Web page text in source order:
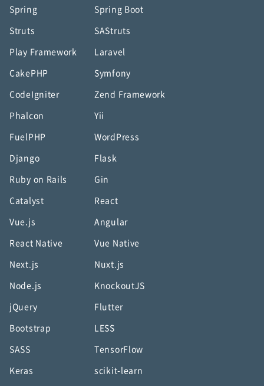
Spring Spring Boot
Struts SAStruts
Play Framework Laravel
CakePHP Symfony
CodeIgniter Zend Framework
Phalcon Yii
FuelPHP WordPress
Django Flask
Ruby on Rails Gin
Catalyst React
Vue.js Angular
React Native Vue Native
Next.js Nuxt.js
Node.js KnockoutJS
jQuery Flutter
Bootstrap LESS
SASS TensorFlow
Keras scikit-learn